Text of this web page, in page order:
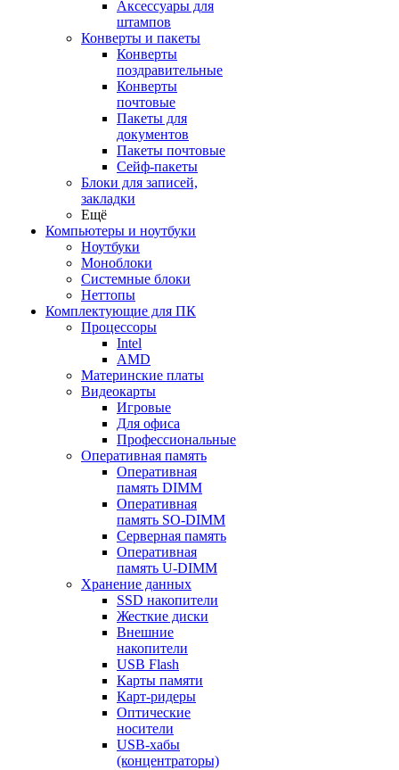
Аксессуары для
штампов
Конверты и пакеты
Конверты
поздравительные
Конверты
почтовые
Пакеты для
документов
Пакеты почтовые
Сейф-пакеты
Блоки для записей,
закладки
Ещё
Компьютеры и ноутбуки
Ноутбуки
Моноблоки
Системные блоки
Неттопы
Комплектующие для ПК
Процессоры
Intel
AMD
Материнские платы
Видеокарты
Игровые
Для офиса
Профессиональные
Оперативная память
Оперативная
память DIMM
Оперативная
память SO-DIMM
Серверная память
Оперативная
память U-DIMM
Хранение данных
SSD накопители
Жесткие диски
Внешние
накопители
USB Flash
Карты памяти
Карт-ридеры
Оптические
носители
USB-хабы
(концентраторы)